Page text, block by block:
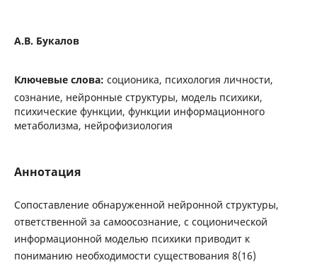
А.В. Букалов
Ключевые слова: соционика, психология личности,
сознание, нейронные структуры, модель психики,
психические функции, функции информационного
метаболизма, нейрофизиология
Аннотация
Сопоставление обнаруженной нейронной структуры,
ответственной за самоосознание, с соционической
информационной моделью психики приводит к
пониманию необходимости существования 8(16)